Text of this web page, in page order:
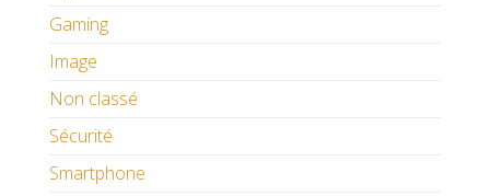
Gaming
Image
Non classé
Sécurité
Smartphone